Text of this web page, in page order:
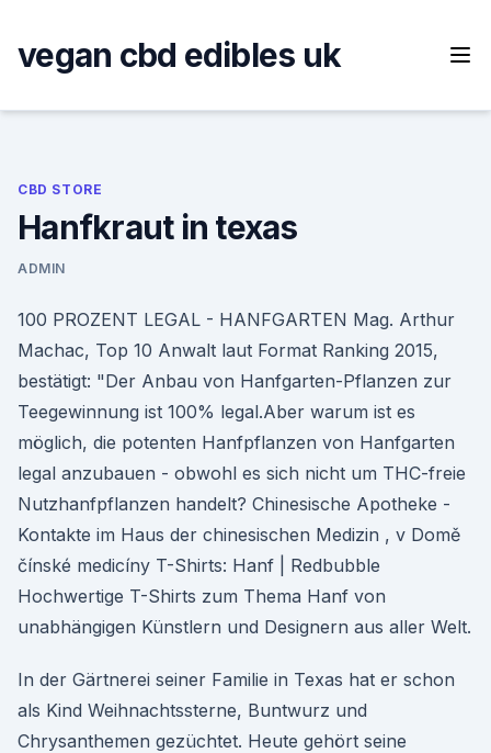
content
vegan cbd edibles uk
CBD STORE
Hanfkraut in texas
ADMIN
100 PROZENT LEGAL - HANFGARTEN Mag. Arthur
Machac, Top 10 Anwalt laut Format Ranking 2015,
bestätigt: "Der Anbau von Hanfgarten-Pflanzen zur
Teegewinnung ist 100% legal.Aber warum ist es
möglich, die potenten Hanfpflanzen von Hanfgarten
legal anzubauen - obwohl es sich nicht um THC-freie
Nutzhanfpflanzen handelt? Chinesische Apotheke -
Kontakte im Haus der chinesischen Medizin , v Domě
čínské medicíny T-Shirts: Hanf | Redbubble
Hochwertige T-Shirts zum Thema Hanf von
unabhängigen Künstlern und Designern aus aller Welt.
In der Gärtnerei seiner Familie in Texas hat er schon
als Kind Weihnachtssterne, Buntwurz und
Chrysanthemen gezüchtet. Heute gehört seine